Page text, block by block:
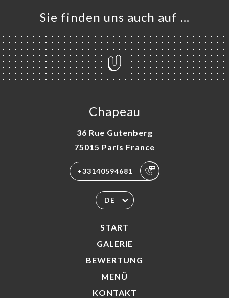
Sie finden uns auch auf …
Chapeau
36 Rue Gutenberg
75015 Paris France
+33140594681
DE
START
GALERIE
BEWERTUNG
MENÜ
KONTAKT